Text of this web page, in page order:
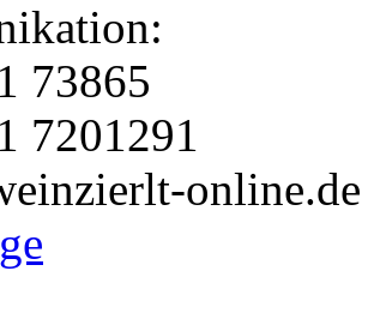
73865
7201291
t-online.de